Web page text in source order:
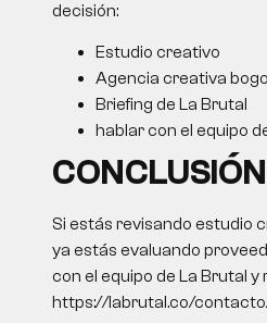
decisión:
Estudio creativo
Agencia creativa
Briefing de La Brutal
hablar con el equipo
CONCLUSIÓN
Si estás revisando estudio
ya estás evaluando
con el equipo de La Brutal
https://labrutal.co/